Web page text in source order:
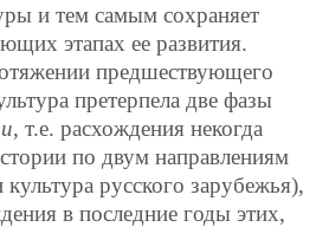
и тем самым сохраняет
этапах ее развития.
предшествующего
претерпела две фазы
, т.е. расхождения некогда
по двум направлениям
культура русского зарубежья),
в последние годы этих,